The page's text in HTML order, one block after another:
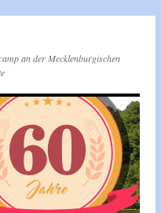
an der Mecklenburgischen